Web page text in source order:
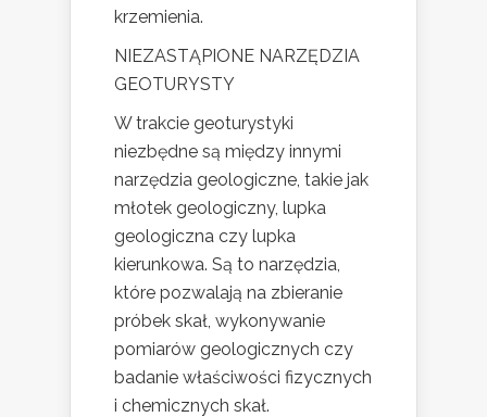
krzemienia.
NIEZASTĄPIONE NARZĘDZIA
GEOTURYSTY
W trakcie geoturystyki
niezbędne są między innymi
narzędzia geologiczne, takie jak
młotek geologiczny, lupka
geologiczna czy lupka
kierunkowa. Są to narzędzia,
które pozwalają na zbieranie
próbek skał, wykonywanie
pomiarów geologicznych czy
badanie właściwości fizycznych
i chemicznych skał.